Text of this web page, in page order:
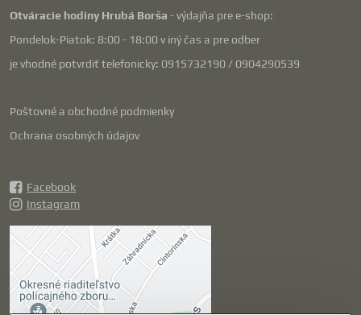
Otváracie hodiny Hrubá Borša - výdajňa pre e-shop:
Pondelok-Piatok: 8:00 - 18:00 v iný čas a pre odber
je vhodné potvrdiť telefonicky: 0915732190 / 0904290539
Poštovné a obchodné podmienky
Ochrana osobných údajov
Facebook
Instagram
Externý obsah je
blokovaný Voľbami
súkromia